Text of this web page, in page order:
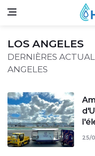
LOS ANGELES
DERNIÈRES
ANGELES
25/